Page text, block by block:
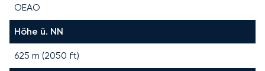
OEAO
Höhe ü. NN
625 m (2050 ft)